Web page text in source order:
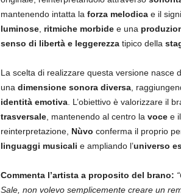
mantenendo intatta la forza melodicae il
luminose, ritmiche morbidee una
senso di libertà e leggerezzatipico della
La scelta di realizzare questa versione nasce
una dimensione sonora diversa,
identità emotiva. L’obiettivo è valorizzare il
trasversale, mantenendo al centro la vocee il
reinterpretazione, Nùvo conferma il proprio
linguaggi musicali e ampliando l’universo
Commenta l’artista a proposito del brano:
Sale, non volevo semplicemente creare un